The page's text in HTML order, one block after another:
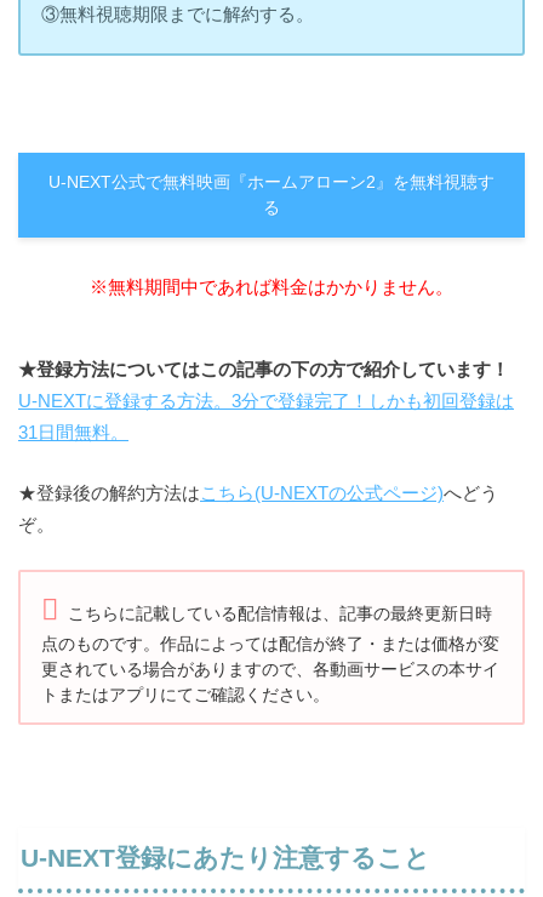
③無料視聴期限までに解約する。
U-NEXT公式で無料映画『ホームアローン2』を無料視聴す
る
※無料期間中であれば料金はかかりません。
★登録方法についてはこの記事の下の方で紹介しています！
U-NEXTに登録する方法。3分で登録完了！しかも初回登録は
31日間無料。
★登録後の解約方法はこちら(U-NEXTの公式ページ)へどう
ぞ。
こちらに記載している配信情報は、記事の最終更新日時
点のものです。 作品によっては配信が終了・または価格が変
更されている場合がありますので、 各動画サービスの本サイ
トまたはアプリにてご確認ください。
U-NEXT登録にあたり注意すること